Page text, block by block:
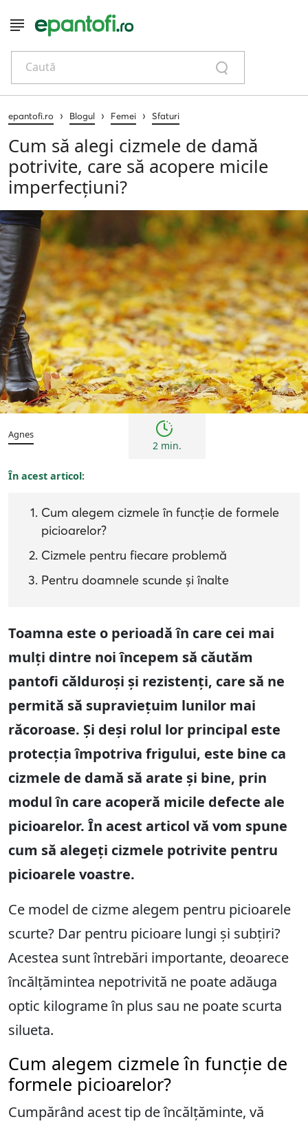
Caută
epantofi.ro › Blogul › Femei › Sfaturi
Cum să alegi cizmele de damă
potrivite, care să acopere micile
imperfecțiuni?
Femei Sfaturi
Agnes
2 min.
În acest articol:
Cum alegem cizmele în funcție de formele
picioarelor?
Cizmele pentru fiecare problemă
Pentru doamnele scunde și înalte
Toamna este o perioadă în care cei mai
mulți dintre noi începem să căutăm
pantofi călduroși și rezistenți, care să ne
permită să supraviețuim lunilor mai
răcoroase. Și deși rolul lor principal este
protecția împotriva frigului, este bine ca
cizmele de damă să arate și bine, prin
modul în care acoperă micile defecte ale
picioarelor. În acest articol vă vom spune
cum să alegeți cizmele potrivite pentru
picioarele voastre.
Ce model de cizme alegem pentru picioarele
scurte? Dar pentru picioare lungi și subțiri?
Acestea sunt întrebări importante, deoarece
încălțămintea nepotrivită ne poate adăuga
optic kilograme în plus sau ne poate scurta
silueta.
Cum alegem cizmele în funcție de
formele picioarelor?
Cumpărând acest tip de încălțăminte, vă